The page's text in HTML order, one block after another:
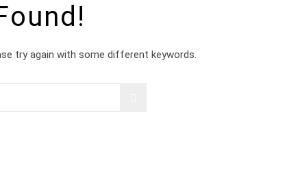
try again with some different keywords.